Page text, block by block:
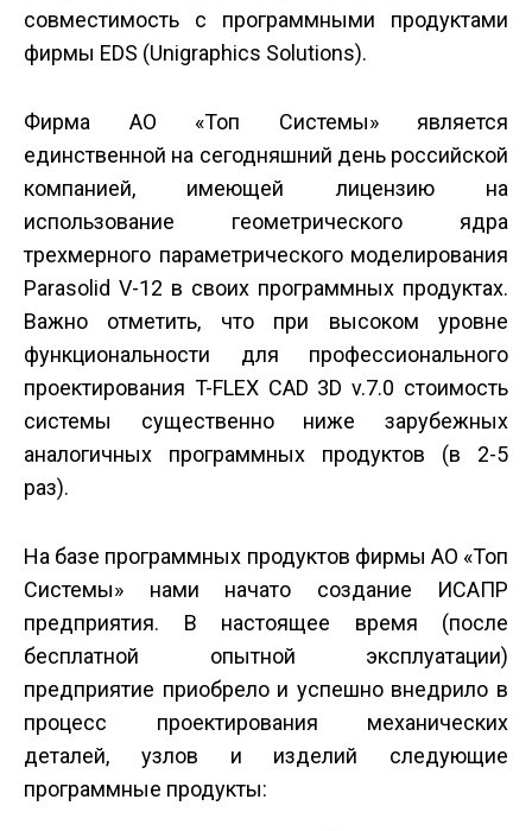
совместимость с программными продуктами
фирмы EDS (Unigraphics Solutions).
Фирма AO «Топ Системы» является
единственной на сегодняшний день российской
компанией, имеющей лицензию на
использование геометрического ядра
трехмерного параметрического моделирования
Parasolid V-12 в своих программных продуктах.
Важно отметить, что при высоком уровне
функциональности для профессионального
проектирования T-FLEX CAD 3D v.7.0 стоимость
системы существенно ниже зарубежных
аналогичных программных продуктов (в 2-5
раз).
На базе программных продуктов фирмы AO «Топ
Системы» нами начато создание ИСАПР
предприятия. В настоящее время (после
бесплатной опытной эксплуатации)
предприятие приобрело и успешно внедрило в
процесс проектирования механических
деталей, узлов и изделий следующие
программные продукты: